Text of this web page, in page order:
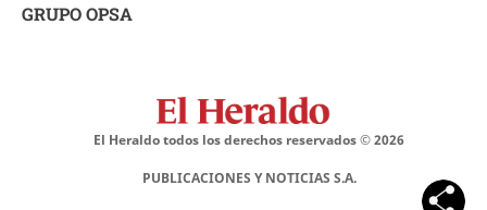
GRUPO OPSA
El Heraldo todos los derechos reservados ©2026
PUBLICACIONES Y NOTICIAS S.A.